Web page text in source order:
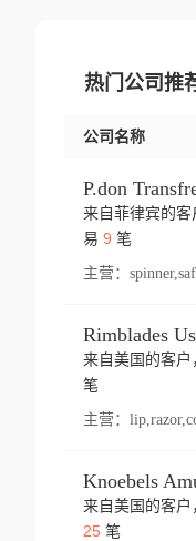
热门公司推
公司名称
来自菲律宾的
易 9 笔
主营：
Rimblades
来自美国的客
笔
主营：
来自美国的客
25笔